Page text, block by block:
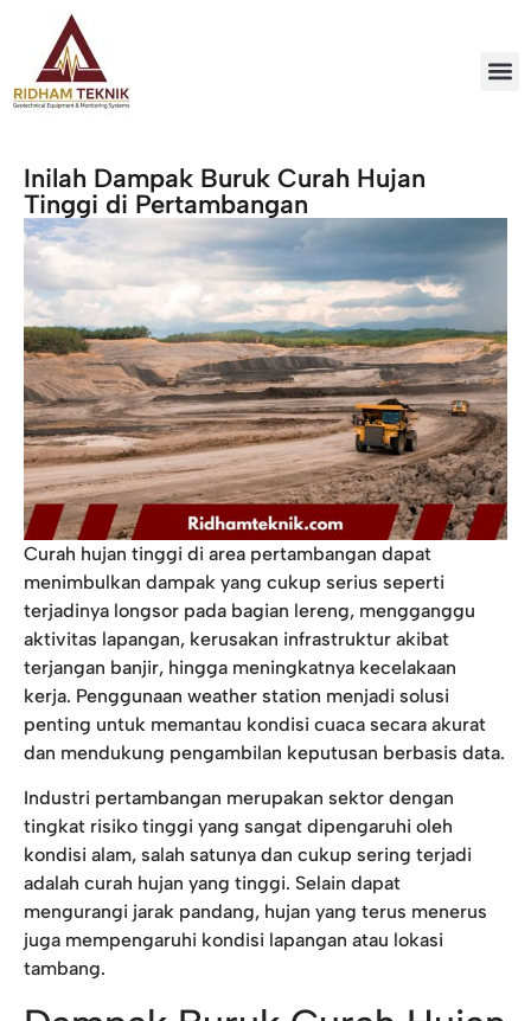
Inilah Dampak Buruk Curah Hujan
Tinggi di Pertambangan
Curah hujan tinggi di area pertambangan dapat
menimbulkan dampak yang cukup serius seperti
terjadinya longsor pada bagian lereng, mengganggu
aktivitas lapangan, kerusakan infrastruktur akibat
terjangan banjir, hingga meningkatnya kecelakaan
kerja. Penggunaan weather station menjadi solusi
penting untuk memantau kondisi cuaca secara akurat
dan mendukung pengambilan keputusan berbasis data.
Industri pertambangan merupakan sektor dengan
tingkat risiko tinggi yang sangat dipengaruhi oleh
kondisi alam, salah satunya dan cukup sering terjadi
adalah curah hujan yang tinggi. Selain dapat
mengurangi jarak pandang, hujan yang terus menerus
juga mempengaruhi kondisi lapangan atau lokasi
tambang.